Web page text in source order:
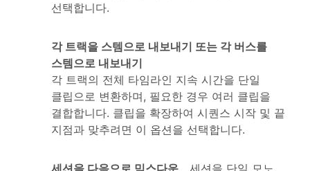
선택합니다.
각 트랙을 스템으로 내보내기 또는 각 버스를
스템으로 내보내기
각 트랙의 전체 타임라인 지속 시간을 단일
클립으로 변환하며, 필요한 경우 여러 클립을
결합합니다. 클립을 확장하여 시퀀스 시작 및 끝
지점과 맞추려면 이 옵션을 선택합니다.